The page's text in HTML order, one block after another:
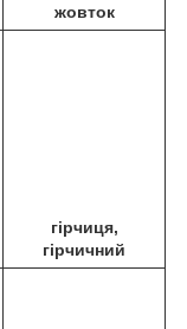
жовток
гірчиця,
гірчичний